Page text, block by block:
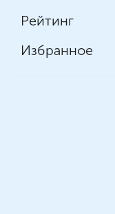
Рейтинг
Избранное